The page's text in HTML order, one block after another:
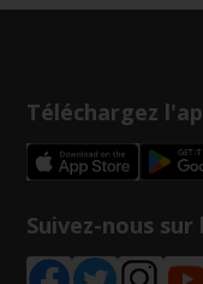
Téléchargez
Suivez-nous